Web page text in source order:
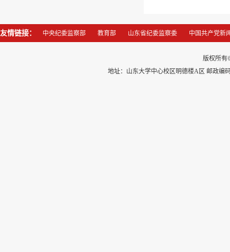
友情链接： 中央纪委监察部 教育部 山东省纪委监察委 中国共产党新
版权所有
地址：山东大学中心校区明德楼A区 邮政编码